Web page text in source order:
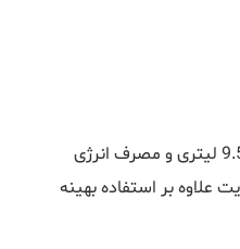
بر استفاده بهینه